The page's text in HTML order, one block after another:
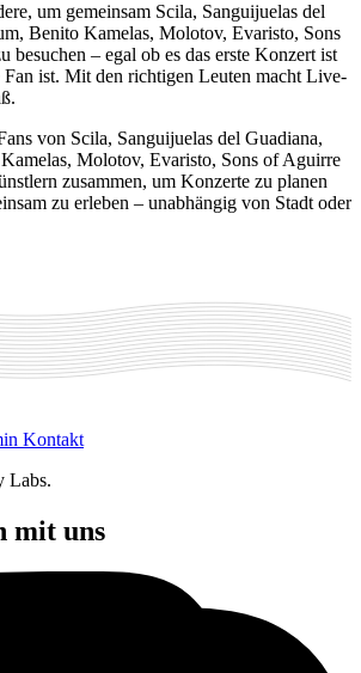
um gemeinsam Scila, Sanguijuelas del
Benito Kamelas, Molotov, Evaristo, Sons
besuchen – egal ob es das erste Konzert ist
Fan ist. Mit den richtigen Leuten macht Live-
von Scila, Sanguijuelas del Guadiana,
Molotov, Evaristo, Sons of Aguirre
zusammen, um Konzerte zu planen
zu erleben – unabhängig von Stadt oder
Kontakt
Labs.
mit uns